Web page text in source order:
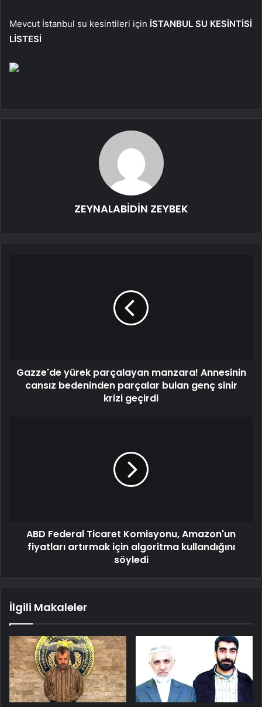
Mevcut İstanbul su kesintileri için İSTANBUL SU KESİNTİSİ
LİSTESİ
ZEYNALABİDİN ZEYBEK
Gazze'de yürek parçalayan manzara! Annesinin
cansız bedeninden parçalar bulan genç sinir
krizi geçirdi
ABD Federal Ticaret Komisyonu, Amazon'un
fiyatları artırmak için algoritma kullandığını
söyledi
İlgili Makaleler